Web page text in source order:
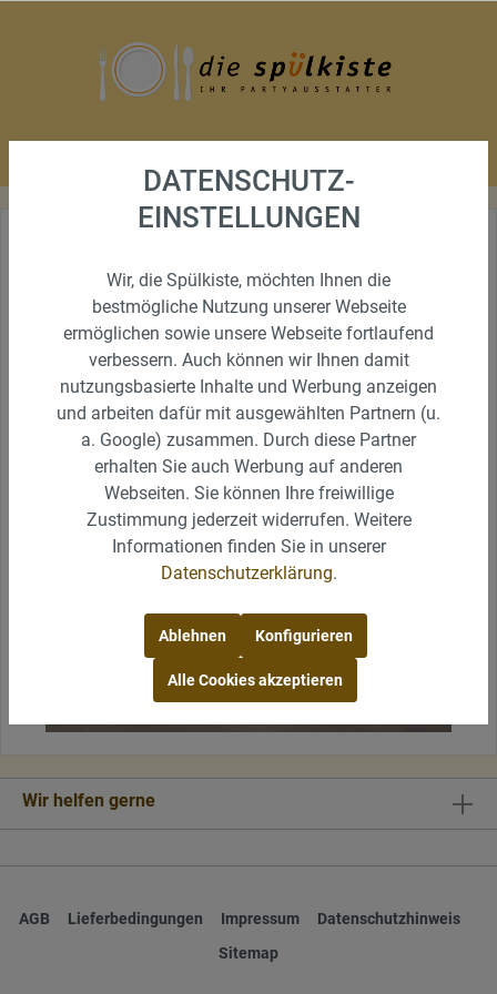
Ab sofort liefern wir auch mit unserem neuen
Elektrotransporter
Wir helfen gerne
AGB Lieferbedingungen Impressum
Datenschutzhinweis
Sitemap
DATENSCHUTZ-
EINSTELLUNGEN
Wir, die Spülkiste, möchten Ihnen die
bestmögliche Nutzung unserer Webseite
ermöglichen sowie unsere Webseite fortlaufend
verbessern. Auch können wir Ihnen damit
nutzungsbasierte Inhalte und Werbung anzeigen
und arbeiten dafür mit ausgewählten Partnern (u.
a. Google) zusammen. Durch diese Partner
erhalten Sie auch Werbung auf anderen
Webseiten. Sie können Ihre freiwillige
Zustimmung jederzeit widerrufen. Weitere
Informationen finden Sie in unserer
Datenschutzerklärung.
Ablehnen Konfigurieren
Alle Cookies akzeptieren